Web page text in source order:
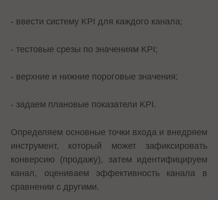
- ввести систему KPI для каждого канала;
- тестовые срезы по значениям KPI;
- верхние и нижние пороговые значения;
- задаем плановые показатели KPI.
Определяем основные точки входа и внедряем
инструмент, который может зафиксировать
конверсию (продажу), затем идентифицируем
канал, оцениваем эффективность канала в
сравнении с другими.